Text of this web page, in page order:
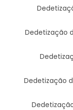
Dedetização
Dedetização